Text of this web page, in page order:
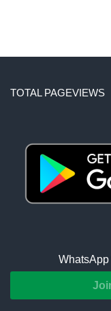
TOTAL PAGEVIEWS
WhatsApp